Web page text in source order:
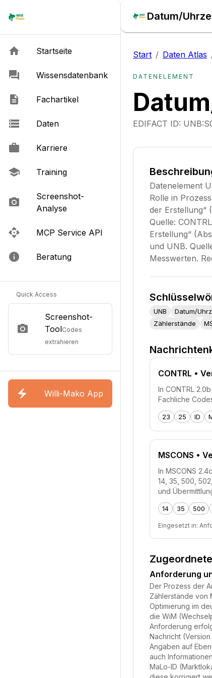
Datum/
Startseite
Wissensdatenbank
Fachartikel
Daten
Karriere
Training
Screenshot-
Analyse
MCP Service API
Beratung
Quick Access
Screenshot-
ToolCodes
extrahieren
Willi-Mako App
Start / Daten Atlas
DATENELEMENT
EDIFACT ID:
Datenelement
Rolle in
der Erstellung“
Quelle:
Erstellung“
und UNB.
Messwerten.
UNB Datum/
Zählerstände
CONTRL •
In CONTRL
Fachliche
23 25 ID
MSCONS •
In MSCONS
14, 35, 500,
und
14 35 500
Eingesetzt in:
Anforderung
Der Prozess der
Zählerstände von
Optimierung im
die WiM
Anforderung
Nachricht
Angaben auf
auch
MaLo-ID